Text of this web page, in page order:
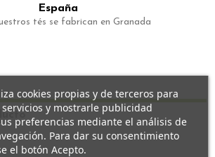
España
tés se fabrican en Granada
cookies propias y de terceros para
y mostrarle publicidad
preferencias mediante el análisis de
Para dar su consentimiento
el botón Acepto.